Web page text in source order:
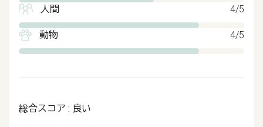
人間 4/5
動物 4/5
総合スコア : 良い